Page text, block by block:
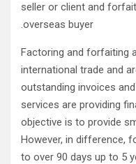
seller or client and
overseas buyer.
Factoring and forfaiting
international trade and
outstanding invoices
services are providing
objective is to provide
However, in difference,
to over 90 days up to 5